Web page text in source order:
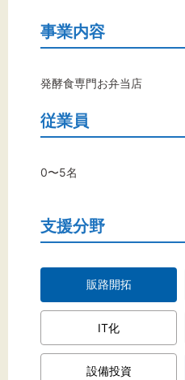
事業内容
発酵食専門お弁当店
従業員
0〜5名
支援分野
販路開拓
IT化
設備投資